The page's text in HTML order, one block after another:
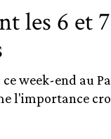
les 6 et
ce week-end au
l'importance